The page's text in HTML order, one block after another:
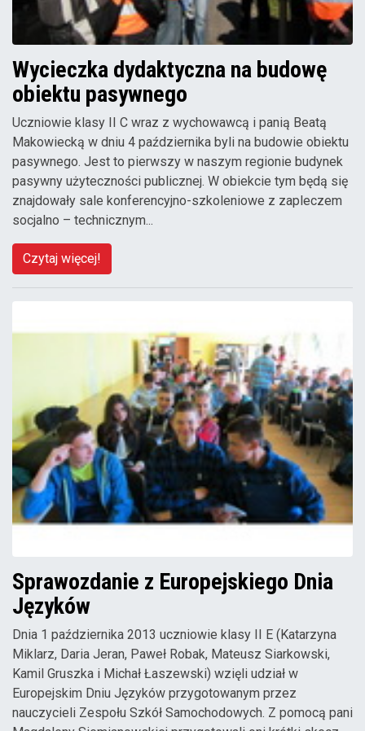
Wycieczka dydaktyczna na budowę
obiektu pasywnego
Uczniowie klasy II C wraz z wychowawcą i panią Beatą
Makowiecką w dniu 4 października byli na budowie obiektu
pasywnego. Jest to pierwszy w naszym regionie budynek
pasywny użyteczności publicznej. W obiekcie tym będą się
znajdowały sale konferencyjno-szkoleniowe z zapleczem
socjalno – technicznym...
Czytaj więcej!
Sprawozdanie z Europejskiego Dnia
Języków
Dnia 1 października 2013 uczniowie klasy II E (Katarzyna
Miklarz, Daria Jeran, Paweł Robak, Mateusz Siarkowski,
Kamil Gruszka i Michał Łaszewski) wzięli udział w
Europejskim Dniu Języków przygotowanym przez
nauczycieli Zespołu Szkół Samochodowych. Z pomocą pani